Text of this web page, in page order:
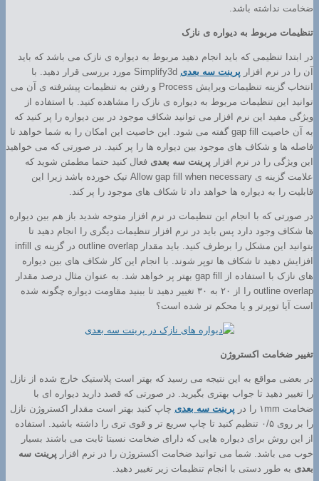
ضخامت نداشته باشد.
تنظیمات مربوط به دیواره ی نازک
در ابتدا تنظیمی که باید انجام دهید مربوط به دیواره ی نازک می باشد که باید
آن را در نرم افزار پرینت سه بعدی
Simplify3d مورد بررسی قرار دهید. با
انتخاب گزینه تنظیمات ویرایش Process و رفتن به تنظیمات پیشرفته ی آن می
توانید این تنظیمات مربوط به دیواره ی نازک را مشاهده کنید. با استفاده از
ویژگی مفید این نرم افزار می توانید شکاف موجود در بین دیواره را پر کنید که
به آن خاصیت gap fill گفته می شود. این خاصیت این امکان را به شما خواهد تا
فاصله ها و شکاف های موجود بین دیواره ها را پر کنید. در صورتی که می خواهید
این ویژگی را در نرم افزار پرینت سه بعدی فعال کنید حتما مطمئن شوید که
علامت گزینه ی Allow gap fill when necessary تیک خورده باشد زیرا این
قابلیت را به دیواره ها خواهد داد تا شکاف های موجود را پر کند.
در صورتی که با انجام این تنظیمات در نرم افزار متوجه شدید باز هم بین دیواره
ها شکاف وجود دارد پس باید در نرم افزار تنظیمات دیگری را انجام دهید تا
بتوانید این مشکل را برطرف کنید. باید مقدار outline overlap در گزینه ی infill
افزایش دهید تا شکاف ها توپر شوند. با انجام این کار شکاف های بین دیواره
های نازک با استفاده از gap fill بهتر پر خواهد شد. به عنوان مثال درصد مقدار
outline overlap را از ۲۰ به ۳۰ تغییر دهید تا ببنید مقاومت دیواره چگونه شده
است آیا توپرتر و یا محکم تر شده است؟
تغییر ضخامت اکستروژن
در بعضی مواقع به این نتیجه می رسید که بهتر است پلاستیک خارج شده از نازل
را تغییر دهید تا جواب بهتری بگیرید. در صورتی که قصد دارید دیواره ای با
ضخامت ۱mm را در
پرینت سه بعدی چاپ کنید بهتر است مقدار اکستروژن نازل
را بر روی ۰/۵ تنظیم کنید تا چاپ سریع تر و قوی تری را داشته باشید. استفاده
از این روش برای دیواره هایی که دارای ضخامت نسبتا ثابت می باشند بسیار
خوب می باشد. شما می توانید ضخامت اکستروژن را در نرم افزار پرینت سه
بعدی به طور دستی با انجام تنظیمات زیر تغییر دهید.